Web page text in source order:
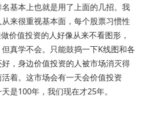
基本上也就是用了上面的几招。我
来很重视基本面，每个股票习惯性
价值投资的人好像从来不看图形，
真学不会。只能鼓捣一下K线图和各
，身边价值投资的人被市场消灭得
着。这市场会有一天会价值投资
是100年，我们现在才25年。